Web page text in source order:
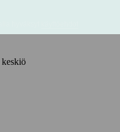
keskiö